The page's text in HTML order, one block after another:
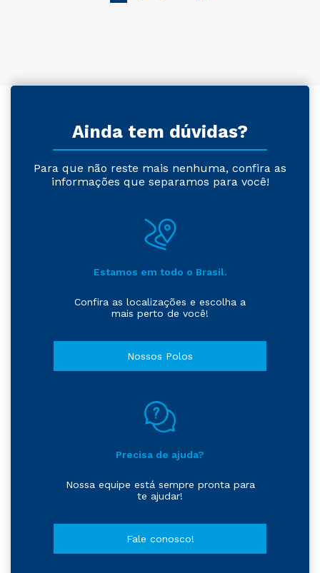
Ainda tem dúvidas?
Para que não reste mais nenhuma, confira as
informações que separamos para você!
Estamos em todo o Brasil.
Confira as localizações e escolha a
mais perto de você!
Nossos Polos
Precisa de ajuda?
Nossa equipe está sempre pronta para
te ajudar!
Fale conosco!